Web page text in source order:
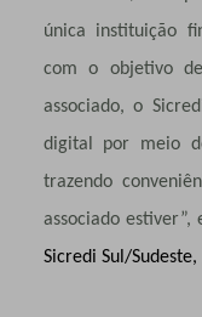
única instituição
com o objetivo
associado, o
digital por meio
trazendo
associado estiver”,
Sicredi Sul/